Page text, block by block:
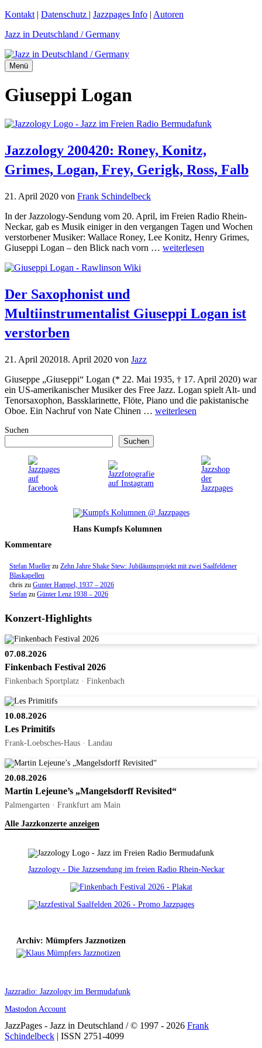
Zum
springen
Kontakt | Datenschutz | Jazzpages Info | Autoren
Jazz in Deutschland / Germany
Menü
Giuseppi Logan
Jazzology 200420: Roney, Konitz,
Grimes, Logan, Frey, Gerigk, Ross, Falb
21. April 2020 von Frank Schindelbeck
In der Jazzology-Sendung vom 20. April, im Freien Radio Rhein-
Neckar, gab es Musik einiger in den vergangen Tagen und Wochen
verstorbener Musiker: Wallace Roney, Lee Konitz, Henry Grimes,
Giuseppi Logan – den Blick nach vorn … weiterlesen
Der Saxophonist und
Multiinstrumentalist Giuseppi Logan ist
verstorben
21. April 202018. April 2020 von Jazz
Giuseppe „Giuseppi“ Logan (* 22. Mai 1935, † 17. April 2020) war
ein US-amerikanischer Musiker des Free Jazz. Logan spielt Alt- und
Tenorsaxophon, Bassklarinette, Flöte, Piano und die pakistanische
Oboe. Ein Nachruf von Nate Chinen … weiterlesen
Suchen
Suchen
Hans Kumpfs Kolumnen
Kommentare
Stefan Mueller zu Zehn Jahre Shake Stew: Jubiläumsprojekt mit zwei Saalfeldener
Blaskapellen
chris zu Gunter Hampel, 1937 – 2026
Stefan zu Günter Lenz 1938 – 2026
Konzert-Highlights
07.08.2026
Finkenbach Festival 2026
Finkenbach Sportplatz · Finkenbach
10.08.2026
Les Primitifs
Frank-Loebsches-Haus · Landau
20.08.2026
Martin Lejeune’s „Mangelsdorff Revisited“
Palmengarten · Frankfurt am Main
Alle Jazzkonzerte anzeigen
Jazzology - Die Jazzsendung im freien Radio Rhein-Neckar
Archiv: Mümpfers Jazznotizen
Jazzradio: Jazzology im Bermudafunk
Mastodon Account
JazzPages - Jazz in Deutschland / © 1997 - 2026 Frank
Schindelbeck | ISSN 2751-4099